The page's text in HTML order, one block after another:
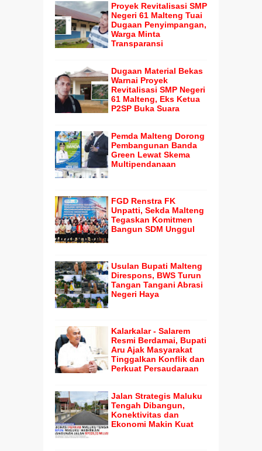
Proyek Revitalisasi SMP
Negeri 61 Malteng Tuai
Dugaan Penyimpangan,
Warga Minta
Transparansi
Dugaan Material Bekas
Warnai Proyek
Revitalisasi SMP Negeri
61 Malteng, Eks Ketua
P2SP Buka Suara
Pemda Malteng Dorong
Pembangunan Banda
Green Lewat Skema
Multipendanaan
FGD Renstra FK
Unpatti, Sekda Malteng
Tegaskan Komitmen
Bangun SDM Unggul
Usulan Bupati Malteng
Direspons, BWS Turun
Tangan Tangani Abrasi
Negeri Haya
Kalarkalar - Salarem
Resmi Berdamai, Bupati
Aru Ajak Masyarakat
Tinggalkan Konflik dan
Perkuat Persaudaraan
Jalan Strategis Maluku
Tengah Dibangun,
Konektivitas dan
Ekonomi Makin Kuat